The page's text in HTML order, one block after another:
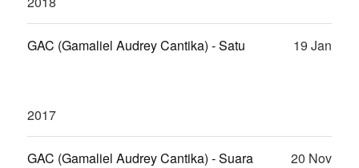
GAC (Gamaliel Audrey Cantika) - Satu 19 Jan
2017
GAC (Gamaliel Audrey Cantika) - Suara 20 Nov